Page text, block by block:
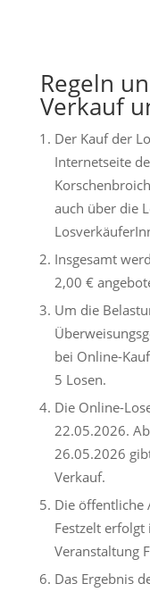
Regeln
Verkauf
Der Kauf der
Internetseite
Korschenbroich
auch über die
Insgesamt
2,00 €
Um die
bei Online-
5 Losen.
Die Online-
22.05.2026.
26.05.2026
Verkauf.
Die öffentliche
Festzelt erfolgt
Veranstaltung
Das Ergebnis